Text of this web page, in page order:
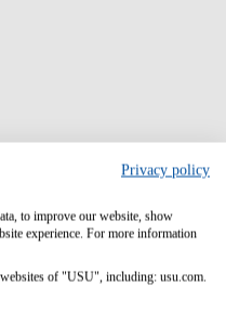
Privacy policy
to improve our website, show
experience. For more information
of "USU", including: usu.com.